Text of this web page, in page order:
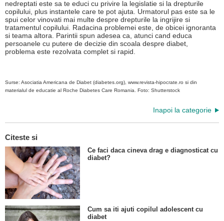
nedreptati este sa te educi cu privire la legislatie si la drepturile
copilului, plus instantele care te pot ajuta. Urmatorul pas este sa le
spui celor vinovati mai multe despre drepturile la ingrijire si
tratamentul copilului. Radacina problemei este, de obicei ignoranta
si teama altora. Parintii spun adesea ca, atunci cand educa
persoanele cu putere de decizie din scoala despre diabet,
problema este rezolvata complet si rapid.
Surse: Asociatia Americana de Diabet (diabetes.org), www.revista-hipocrate.ro si din
materialul de educatie al Roche Diabetes Care Romania. Foto: Shutterstock
Inapoi la categorie
Citeste si
Ce faci daca cineva drag e diagnosticat cu
diabet?
Cum sa iti ajuti copilul adolescent cu
diabet